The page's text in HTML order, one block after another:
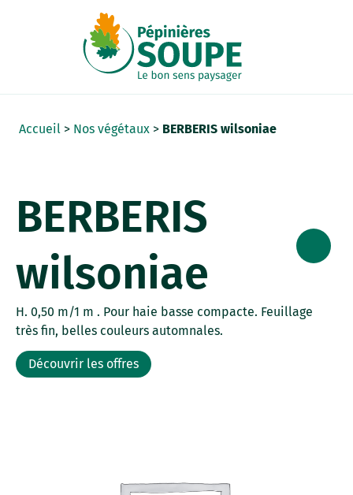
Accueil > Nos végétaux > BERBERIS wilsoniae
BERBERIS
wilsoniae
H. 0,50 m/1 m . Pour haie basse compacte. Feuillage
très fin, belles couleurs automnales.
Découvrir les offres